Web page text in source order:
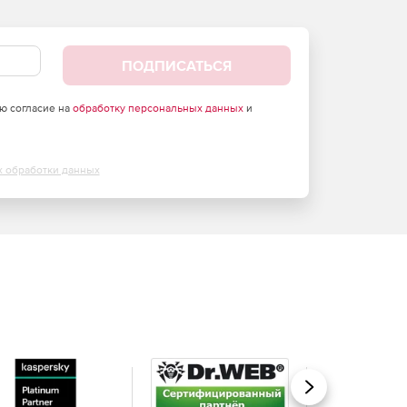
ПОДПИСАТЬСЯ
согласие на обработку персональных данныхи
обработки данных
Вперед